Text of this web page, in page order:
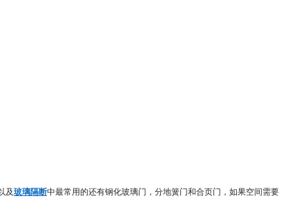
及玻璃隔断中最常用的还有钢化玻璃门，分地簧门和合页门，如果空间需要